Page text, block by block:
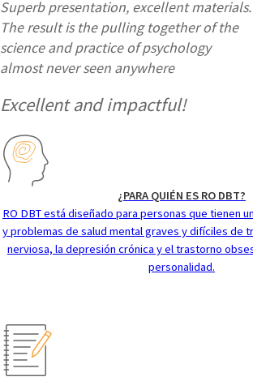
Superb presentation, excellent materials.
The result is the pulling together of the
science and practice of psychology
almost never seen anywhere
Excellent and impactful!
¿PARA QUIÉN ES RO DBT?
RO DBT está diseñado para personas que tienen
y problemas de salud mental graves y difíciles de
nerviosa, la depresión crónica y el trastorno
personalidad.